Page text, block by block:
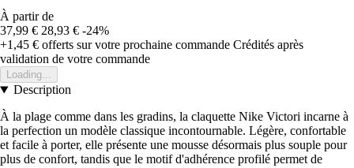
À partir de
37,99 € 28,93 € -24%
+1,45 € offerts sur votre prochaine commande Crédités après
validation de votre commande
Loading...
Description
À la plage comme dans les gradins, la claquette Nike Victori incarne à
la perfection un modèle classique incontournable. Légère, confortable
et facile à porter, elle présente une mousse désormais plus souple pour
plus de confort, tandis que le motif d'adhérence profilé permet de